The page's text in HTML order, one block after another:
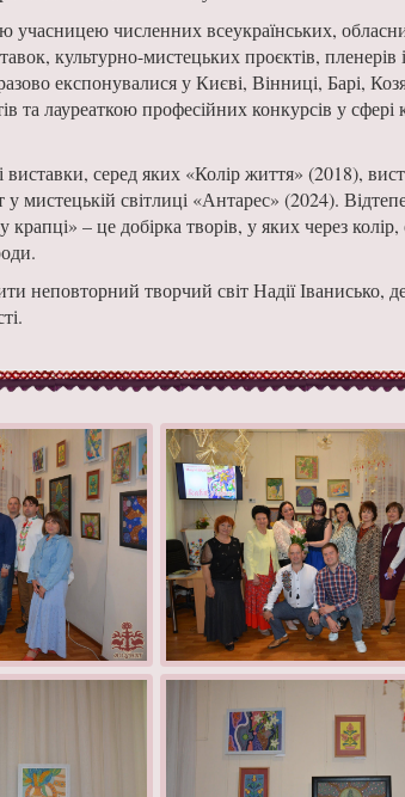
учасницею численних всеукраїнських,
культурно-мистецьких проєктів, пленерів
експонувалися у Києві, Вінниці, Барі,
лауреаткою професійних конкурсів у сфері
серед яких «Колір життя» (2018),
мистецькій світлиці «Антарес» (2024).
– це добірка творів, у яких через
неповторний творчий світ Надії Іванисько,